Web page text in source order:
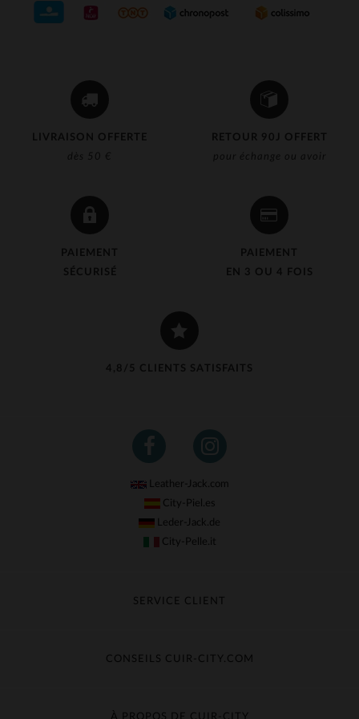
LIVRAISON OFFERTE
dès 50 €
RETOUR 90J OFFERT
pour échange ou avoir
PAIEMENT
SÉCURISÉ
PAIEMENT
EN 3 OU 4 FOIS
4,8/5 CLIENTS SATISFAITS
Leather-Jack.com
City-Piel.es
Leder-Jack.de
City-Pelle.it
SERVICE CLIENT
Échange & Remboursement
Contacter le service client
CONSEILS CUIR-CITY.COM
Guide des matières